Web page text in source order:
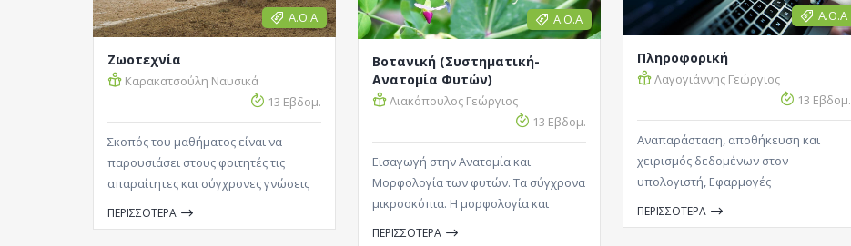
Α.Ο.Α
Ζωοτεχνία
Καρακατσούλη Ναυσικά
13 Εβδομ.
Σκοπός του μαθήματος είναι να
παρουσιάσει στους φοιτητές τις
απαραίτητες και σύγχρονες γνώσεις
Ζωοτεχνίας.
ΠΕΡΙΣΣΟΤΕΡΑ
Α.Ο.Α
Βοτανική (Συστηματική-
Ανατομία Φυτών)
Λιακόπουλος Γεώργιος
13 Εβδομ.
Εισαγωγή στην Ανατομία και
Μορφολογία των φυτών. Τα σύγχρονα
μικροσκόπια. Η μορφολογία και
ΠΕΡΙΣΣΟΤΕΡΑ
Α.Ο.Α
Πληροφορική
Λαγογιάννης Γεώργιος
13 Εβδομ.
Αναπαράσταση, αποθήκευση και
χειρισμός δεδομένων στον
υπολογιστή, Εφαρμογές
ΠΕΡΙΣΣΟΤΕΡΑ